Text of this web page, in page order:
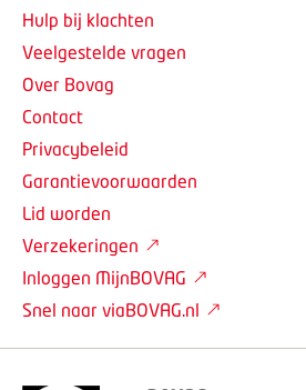
Hulp bij klachten
Veelgestelde vragen
Over Bovag
Contact
Privacybeleid
Garantievoorwaarden
Lid worden
Verzekeringen
Inloggen MijnBOVAG
Snel naar viaBOVAG.nl